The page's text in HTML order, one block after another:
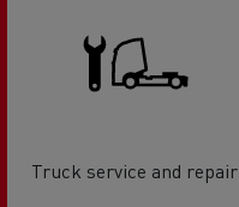
Truck service and repair